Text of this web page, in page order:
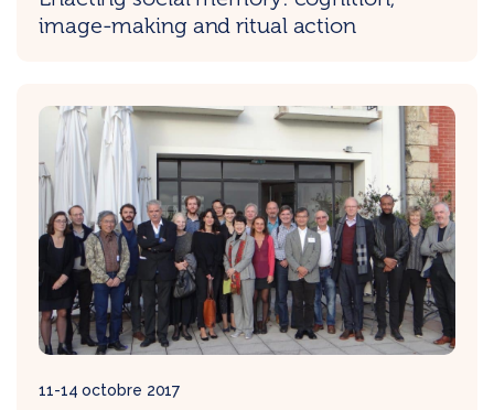
image-making and ritual action
11-14 octobre 2017